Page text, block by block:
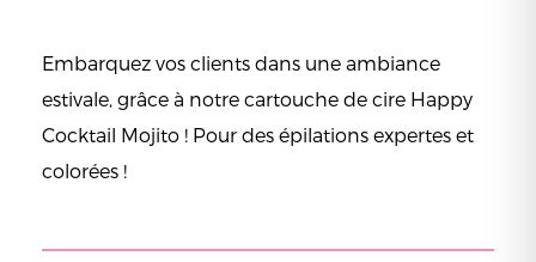
Embarquez vos clients dans une ambiance
estivale, grâce à notre cartouche de cire Happy
Cocktail Mojito ! Pour des épilations expertes et
colorées !